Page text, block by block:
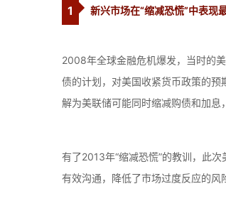
1 新兴市场在“缩减恐慌”中表现
2008年全球金融危机爆发，当时的
债的计划，对美国收紧货币政策的
解为美联储可能同时缩减购债和加息
有了2013年“缩减恐慌”的教训，此
有效沟通，降低了市场过度反应的风